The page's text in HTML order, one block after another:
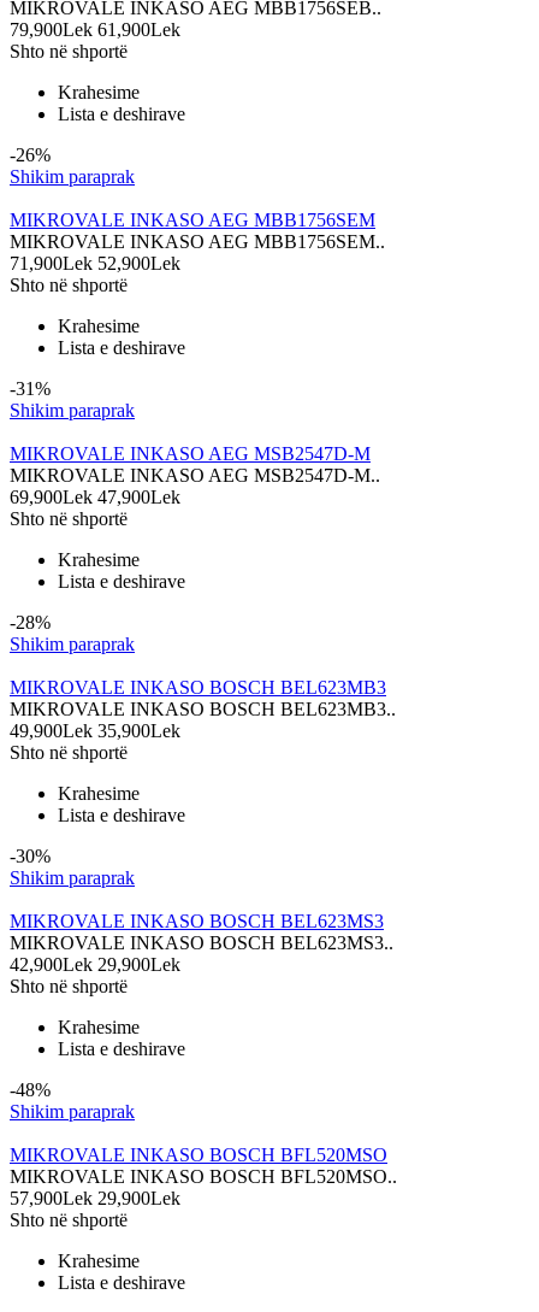
MIKROVALE INKASO AEG MBB1756SEB..
79,900Lek 61,900Lek
Shto në shportë
Krahesime
Lista e deshirave
-26%
Shikim paraprak
MIKROVALE INKASO AEG MBB1756SEM
MIKROVALE INKASO AEG MBB1756SEM..
71,900Lek 52,900Lek
Shto në shportë
Krahesime
Lista e deshirave
-31%
Shikim paraprak
MIKROVALE INKASO AEG MSB2547D-M
MIKROVALE INKASO AEG MSB2547D-M..
69,900Lek 47,900Lek
Shto në shportë
Krahesime
Lista e deshirave
-28%
Shikim paraprak
MIKROVALE INKASO BOSCH BEL623MB3
MIKROVALE INKASO BOSCH BEL623MB3..
49,900Lek 35,900Lek
Shto në shportë
Krahesime
Lista e deshirave
-30%
Shikim paraprak
MIKROVALE INKASO BOSCH BEL623MS3
MIKROVALE INKASO BOSCH BEL623MS3..
42,900Lek 29,900Lek
Shto në shportë
Krahesime
Lista e deshirave
-48%
Shikim paraprak
MIKROVALE INKASO BOSCH BFL520MSO
MIKROVALE INKASO BOSCH BFL520MSO..
57,900Lek 29,900Lek
Shto në shportë
Krahesime
Lista e deshirave